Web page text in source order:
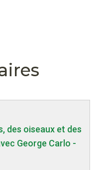
des oiseaux et des
George Carlo -